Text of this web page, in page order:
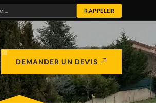
DEMANDER UN DEVIS